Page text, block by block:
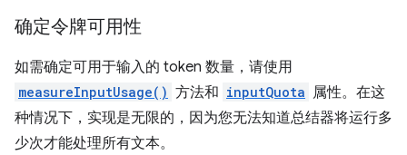
确定令牌可用性
如需确定可用于输入的 token 数量，请使用
measureInputUsage() 方法和 inputQuota 属性。在这
种情况下，实现是无限的，因为您无法知道总结器将运行多
少次才能处理所有文本。